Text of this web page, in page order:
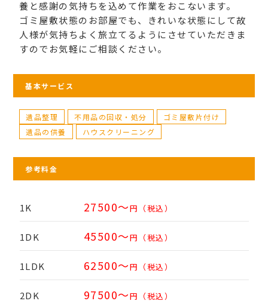
養と感謝の気持ちを込めて作業をおこないます。
ゴミ屋敷状態のお部屋でも、きれいな状態にして故
人様が気持ちよく旅立てるようにさせていただきま
すのでお気軽にご相談ください。
基本サービス
遺品整理 不用品の回収・処分
ゴミ屋敷片付け
遺品の供養
ハウスクリーニング
参考料金
1K 27500～円（税込）
1DK 45500～円（税込）
1LDK 62500～円（税込）
2DK 97500～円（税込）